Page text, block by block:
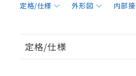
定格/仕様 外形図 内部
定格/仕様